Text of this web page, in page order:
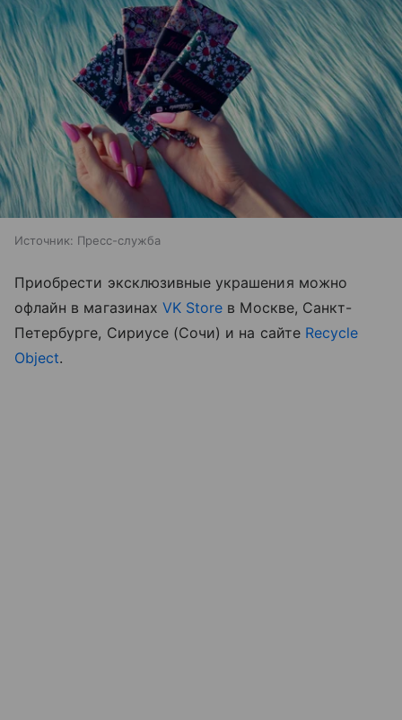
Источник: Пресс-служба
Приобрести эксклюзивные украшения можно
офлайн в магазинах VK Store в Москве, Санкт-
Петербурге, Сириусе (Сочи) и на сайте Recycle
Object.